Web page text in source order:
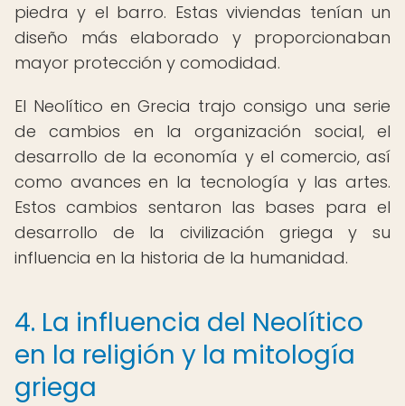
piedra y el barro. Estas viviendas tenían un
diseño más elaborado y proporcionaban
mayor protección y comodidad.
El Neolítico en Grecia trajo consigo una serie
de cambios en la organización social, el
desarrollo de la economía y el comercio, así
como avances en la tecnología y las artes.
Estos cambios sentaron las bases para el
desarrollo de la civilización griega y su
influencia en la historia de la humanidad.
4. La influencia del Neolítico
en la religión y la mitología
griega